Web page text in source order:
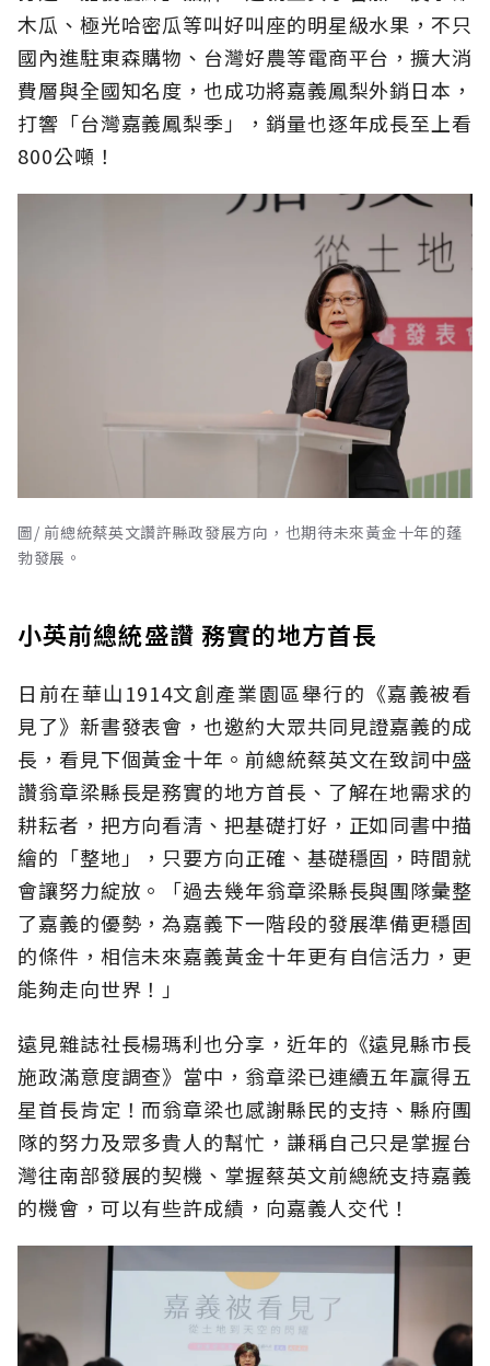
木瓜、極光哈密瓜等叫好叫座的明星級水果，不只
國內進駐東森購物、台灣好農等電商平台，擴大消
費層與全國知名度，也成功將嘉義鳳梨外銷日本，
打響「台灣嘉義鳳梨季」，銷量也逐年成長至上看
800公噸！
圖/ 前總統蔡英文讚許縣政發展方向，也期待未來黃金十年的蓬
勃發展。
小英前總統盛讚 務實的地方首長
日前在華山1914文創產業園區舉行的《嘉義被看
見了》新書發表會，也邀約大眾共同見證嘉義的成
長，看見下個黃金十年。前總統蔡英文在致詞中盛
讚翁章梁縣長是務實的地方首長、了解在地需求的
耕耘者，把方向看清、把基礎打好，正如同書中描
繪的「整地」，只要方向正確、基礎穩固，時間就
會讓努力綻放。「過去幾年翁章梁縣長與團隊彙整
了嘉義的優勢，為嘉義下一階段的發展準備更穩固
的條件，相信未來嘉義黃金十年更有自信活力，更
能夠走向世界！」
遠見雜誌社長楊瑪利也分享，近年的《遠見縣市長
施政滿意度調查》當中，翁章梁已連續五年贏得五
星首長肯定！而翁章梁也感謝縣民的支持、縣府團
隊的努力及眾多貴人的幫忙，謙稱自己只是掌握台
灣往南部發展的契機、掌握蔡英文前總統支持嘉義
的機會，可以有些許成績，向嘉義人交代！